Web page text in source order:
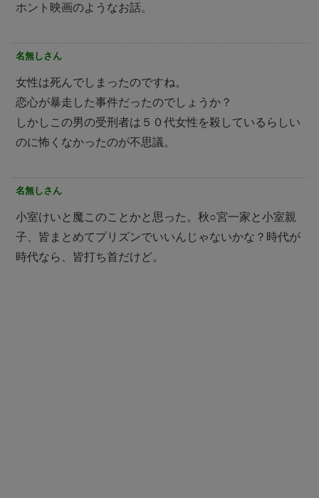
ホント映画のようなお話。
名無しさん
女性は死んでしまったのですね。
恋心が暴走した事件だったのでしょうか？
しかしこの男の受刑者は５０代女性を殺しているらしい
のに怖くなかったのが不思議。
名無しさん
小室けいと魔このことかと思った。秋○宮一家と小室親
子、皆まとめてプリズンでいいんじゃないかな？時代が
時代なら、皆打ち首だけど。